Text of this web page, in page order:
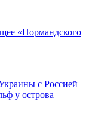
«Нормандского
с Россией
у острова